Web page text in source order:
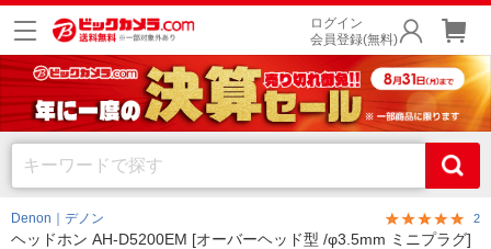
ログイン
会員登録(無料)
Denon｜デノン 2
ヘッドホン AH-D5200EM [オーバーヘッド型 /φ3.5mm ミニプラグ]